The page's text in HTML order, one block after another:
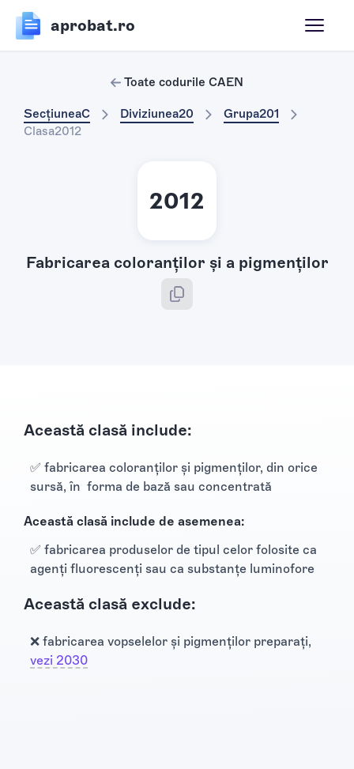
aprobat.ro
Toate codurile CAEN
SecțiuneaC Diviziunea20 Grupa201
Clasa2012
2012
Fabricarea coloranţilor şi a pigmenţilor
Această clasă include:
✅ fabricarea coloranţilor şi pigmenţilor, din orice
sursă, în forma de bază sau concentrată
Această clasă include de asemenea:
✅ fabricarea produselor de tipul celor folosite ca
agenţi fluorescenţi sau ca substanţe luminofore
Această clasă exclude:
❌ fabricarea vopselelor şi pigmenţilor preparaţi,
vezi 2030